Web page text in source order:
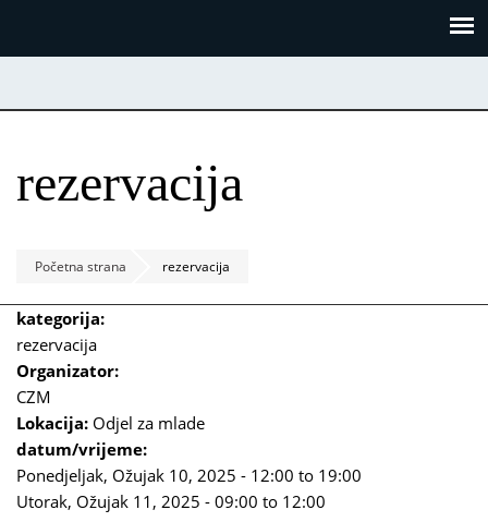
rezervacija
Početna strana rezervacija
kategorija:
rezervacija
Organizator:
CZM
Lokacija: Odjel za mlade
datum/vrijeme:
Ponedjeljak, Ožujak 10, 2025 - 12:00 to 19:00
Utorak, Ožujak 11, 2025 - 09:00 to 12:00